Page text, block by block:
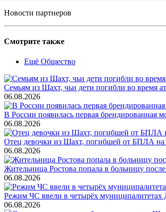
Новости партнеров
Смотрите также
Ещё Общество
Семьям из Шахт, чьи дети погибли во время
06.08.2026
В России появилась первая брендированная
06.08.2026
Отец девочки из Шахт, погибшей от БПЛА на
06.08.2026
Жительница Ростова попала в больницу после
06.08.2026
Режим ЧС ввели в четырёх муниципалитетах
06.08.2026